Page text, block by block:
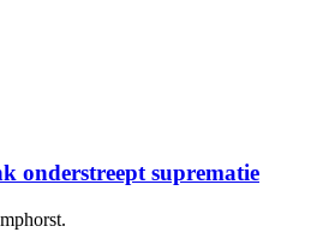
onderstreept suprematie